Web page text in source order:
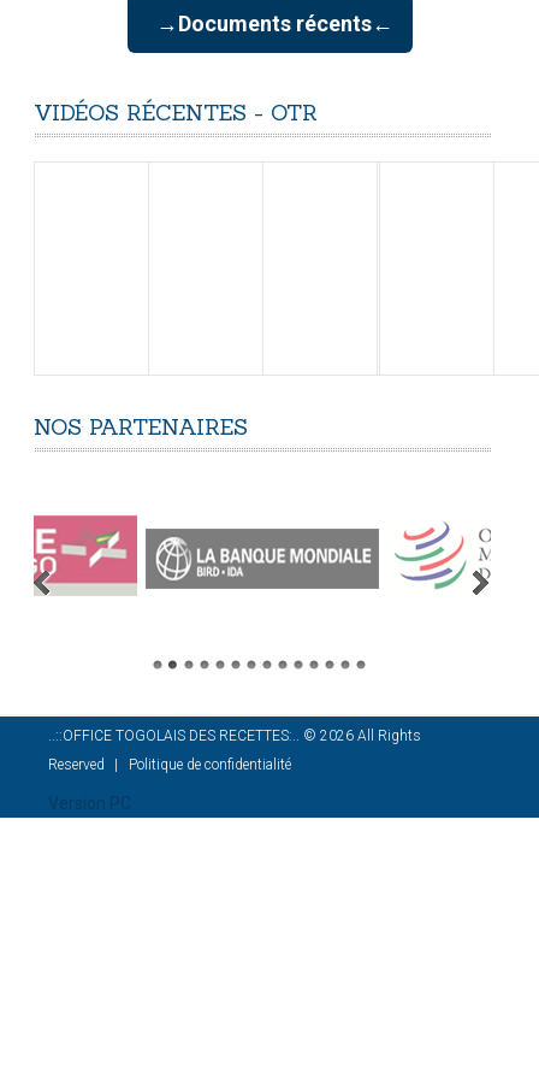
→Documents récents←
VIDÉOS RÉCENTES - OTR
NOS PARTENAIRES
..::OFFICE TOGOLAIS DES RECETTES:.. © 2026 All Rights
Reserved
Politique de confidentialité
Version PC